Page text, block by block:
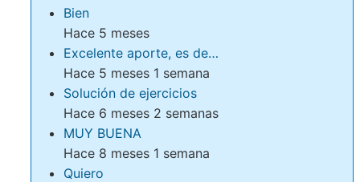
Bien
Hace 5 meses
Excelente aporte, es de…
Hace 5 meses 1 semana
Solución de ejercicios
Hace 6 meses 2 semanas
MUY BUENA
Hace 8 meses 1 semana
Quiero